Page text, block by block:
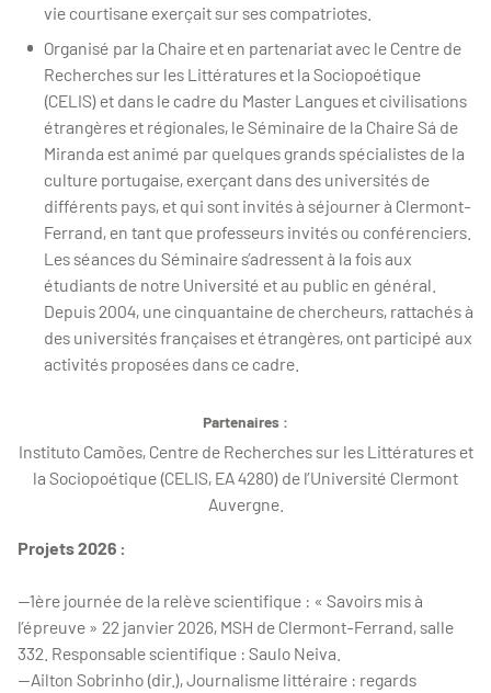
vie courtisane exerçait sur ses compatriotes.
Organisé par la Chaire et en partenariat avec le Centre de
Recherches sur les Littératures et la Sociopoétique
(CELIS) et dans le cadre du Master Langues et civilisations
étrangères et régionales, le Séminaire de la Chaire Sá de
Miranda est animé par quelques grands spécialistes de la
culture portugaise, exerçant dans des universités de
différents pays, et qui sont invités à séjourner à Clermont-
Ferrand, en tant que professeurs invités ou conférenciers.
Les séances du Séminaire s’adressent à la fois aux
étudiants de notre Université et au public en général.
Depuis 2004, une cinquantaine de chercheurs, rattachés à
des universités françaises et étrangères, ont participé aux
activités proposées dans ce cadre.
Partenaires :
Instituto Camões, Centre de Recherches sur les Littératures et
la Sociopoétique (CELIS, EA 4280) de l’Université Clermont
Auvergne.
Projets 2026 :
—1ère journée de la relève scientifique : « Savoirs mis à
l’épreuve » 22 janvier 2026, MSH de Clermont-Ferrand, salle
332. Responsable scientifique : Saulo Neiva.
—Ailton Sobrinho (dir.), Journalisme littéraire : regards